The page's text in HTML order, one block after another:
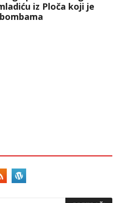
iz Ploča koji je